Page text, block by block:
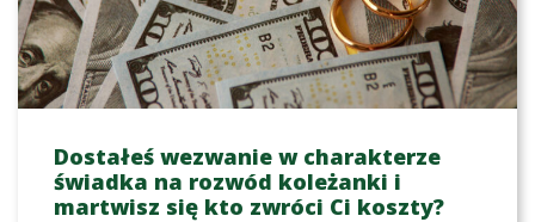
Dostałeś wezwanie w charakterze
świadka na rozwód koleżanki i
martwisz się kto zwróci Ci koszty?